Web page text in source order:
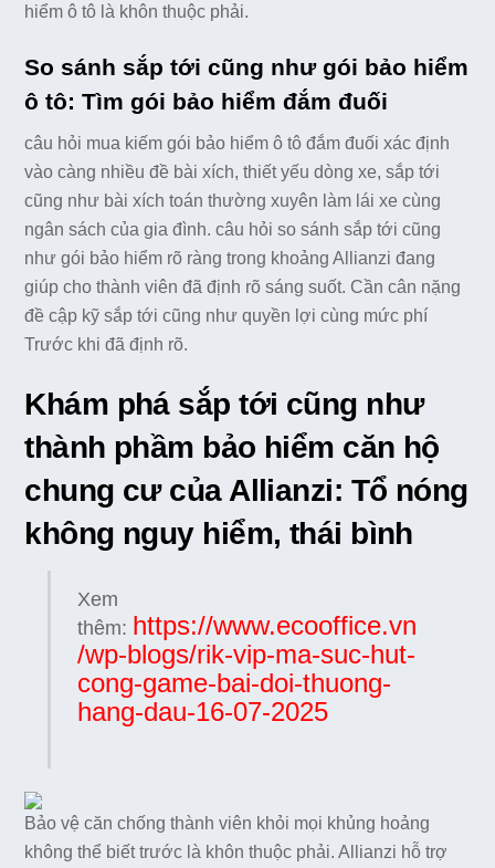
hiểm ô tô là khôn thuộc phải.
So sánh sắp tới cũng như gói bảo hiểm
ô tô: Tìm gói bảo hiểm đắm đuối
câu hỏi mua kiếm gói bảo hiểm ô tô đắm đuối xác định
vào càng nhiều đề bài xích, thiết yếu dòng xe, sắp tới
cũng như bài xích toán thường xuyên làm lái xe cùng
ngân sách của gia đình. câu hỏi so sánh sắp tới cũng
như gói bảo hiểm rõ ràng trong khoảng Allianzi đang
giúp cho thành viên đã định rõ sáng suốt. Cần cân nặng
đề cập kỹ sắp tới cũng như quyền lợi cùng mức phí
Trước khi đã định rõ.
Khám phá sắp tới cũng như
thành phầm bảo hiểm căn hộ
chung cư của Allianzi: Tổ nóng
không nguy hiểm, thái bình
Xem
thêm: https://www.ecooffice.vn
/wp-blogs/rik-vip-ma-suc-hut-
cong-game-bai-doi-thuong-
hang-dau-16-07-2025
Bảo vệ căn chống thành viên khỏi mọi khủng hoảng
không thể biết trước là khôn thuộc phải. Allianzi hỗ trợ